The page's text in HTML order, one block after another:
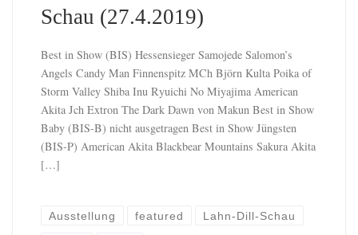
Schau (27.4.2019)
Best in Show (BIS) Hessensieger Samojede Salomon’s
Angels Candy Man Finnenspitz MCh Björn Kulta Poika of
Storm Valley Shiba Inu Ryuichi No Miyajima American
Akita Jch Extron The Dark Dawn von Makun Best in Show
Baby (BIS-B) nicht ausgetragen Best in Show Jüngsten
(BIS-P) American Akita Blackbear Mountains Sakura Akita
[…]
Ausstellung featured Lahn-Dill-Schau